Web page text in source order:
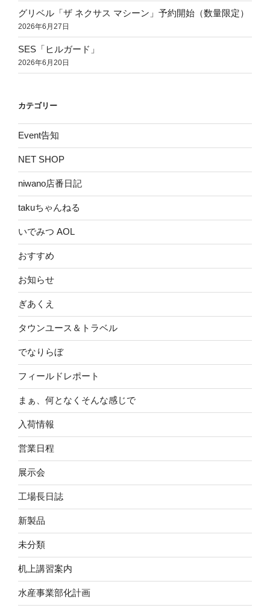
グリベル「ザ ネクサス マシーン」予約開始（数量限定）
2026年6月27日
SES「ヒルガード」
2026年6月20日
カテゴリー
Event告知
NET SHOP
niwano店番日記
takuちゃんねる
いでみつ AOL
おすすめ
お知らせ
ぎあくえ
タウンユース＆トラベル
でなりらぼ
フィールドレポート
まぁ、何となくそんな感じで
入荷情報
営業日程
展示会
工場長日誌
新製品
未分類
机上講習案内
水産事業部化計画